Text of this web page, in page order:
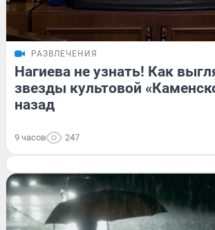
РАЗВЛЕЧЕНИЯ
Нагиева не узнать! Как
звезды культовой
назад
9 часов 247